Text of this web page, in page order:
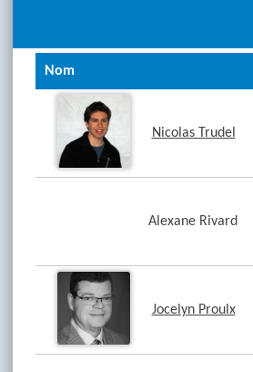
Nom
Nicolas Trudel
Alexane Rivard
Jocelyn Proulx